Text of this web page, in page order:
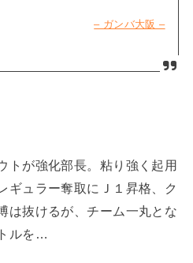
– ガンバ大阪 –
トが強化部長。粘り強く起用
ギュラー奪取にＪ１昇格、ク
は抜けるが、チーム一丸とな
ルを…